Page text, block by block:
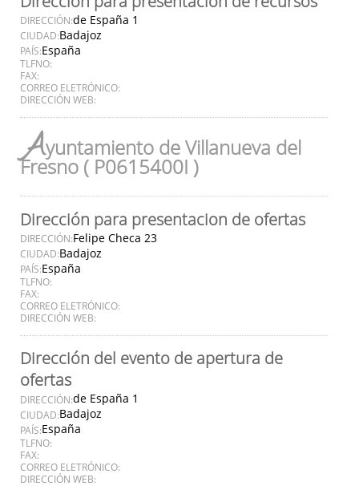
DIRECCIÓN:de España 1
CIUDAD:Badajoz
PAÍS:España
TLFNO:
FAX:
CORREO ELETRÓNICO:
DIRECCIÓN WEB:
Ayuntamiento de Villanueva del
Fresno ( P0615400I )
Dirección para presentacion de ofertas
DIRECCIÓN:Felipe Checa 23
CIUDAD:Badajoz
PAÍS:España
TLFNO:
FAX:
CORREO ELETRÓNICO:
DIRECCIÓN WEB:
Dirección del evento de apertura de
ofertas
DIRECCIÓN:de España 1
CIUDAD:Badajoz
PAÍS:España
TLFNO:
FAX:
CORREO ELETRÓNICO:
DIRECCIÓN WEB: